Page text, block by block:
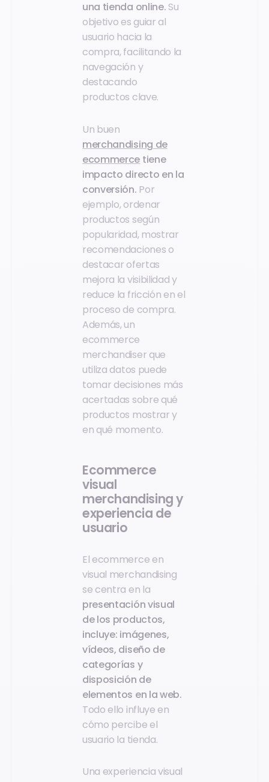
una tienda online. Su
objetivo es guiar al
usuario hacia la
compra, facilitando la
navegación y
destacando
productos clave.
Un buen
merchandising de
ecommerce tiene
impacto directo en la
conversión. Por
ejemplo, ordenar
productos según
popularidad, mostrar
recomendaciones o
destacar ofertas
mejora la visibilidad y
reduce la fricción en el
proceso de compra.
Además, un
ecommerce
merchandiser que
utiliza datos puede
tomar decisiones más
acertadas sobre qué
productos mostrar y
en qué momento.
Ecommerce
visual
merchandising y
experiencia de
usuario
El ecommerce en
visual merchandising
se centra en la
presentación visual
de los productos,
incluye: imágenes,
vídeos, diseño de
categorías y
disposición de
elementos en la web.
Todo ello influye en
cómo percibe el
usuario la tienda.
Una experiencia visual